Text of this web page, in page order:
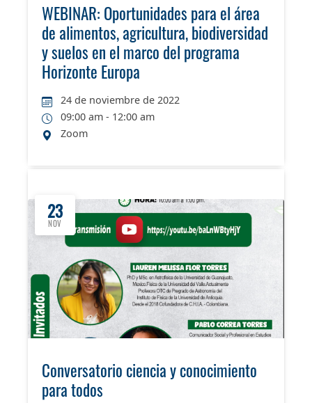
WEBINAR: Oportunidades para el área
de alimentos, agricultura, biodiversidad
y suelos en el marco del programa
Horizonte Europa
24 de noviembre de 2022
09:00 am - 12:00 am
Zoom
23
NOV
Conversatorio ciencia y conocimiento
para todos